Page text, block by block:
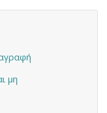
μη